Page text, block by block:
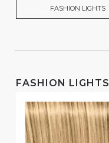
FASHION LIGHTS
FASHION LIGHTS